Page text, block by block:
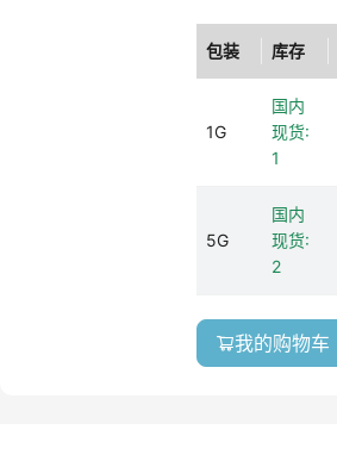
包装 库存
1G
国内
现货:
1
5G
国内
现货:
2
我的购物车